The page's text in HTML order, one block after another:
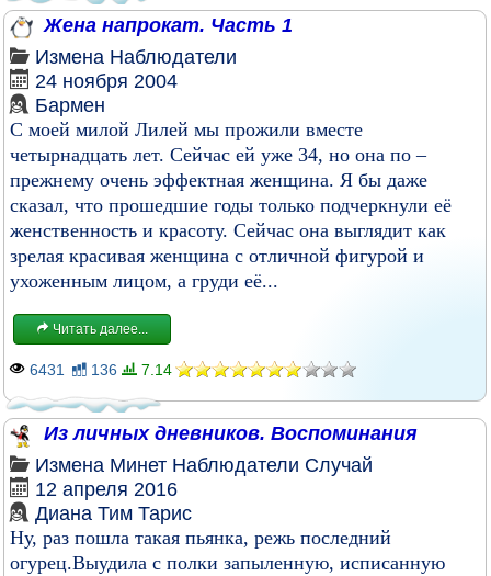
Жена напрокат. Часть 1
Измена Наблюдатели
24 ноября 2004
Бармен
С моей милой Лилей мы прожили вместе
четырнадцать лет. Сейчас ей уже 34, но она по –
прежнему очень эффектная женщина. Я бы даже
сказал, что прошедшие годы только подчеркнули её
женственность и красоту. Сейчас она выглядит как
зрелая красивая женщина с отличной фигурой и
ухоженным лицом, а груди её...
Читать далее...
6431 136 7.14
Из личных дневников. Воспоминания
Измена Минет Наблюдатели Случай
12 апреля 2016
Диана Тим Тарис
Ну, раз пошла такая пьянка, режь последний
огурец.Выудила с полки запыленную, исписанную